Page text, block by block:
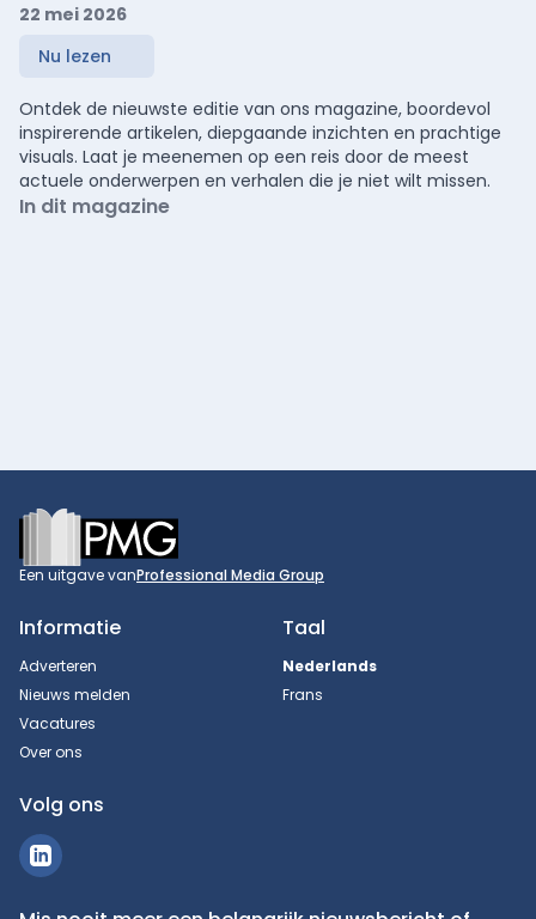
22 mei 2026
Nu lezen
Ontdek de nieuwste editie van ons magazine, boordevol
inspirerende artikelen, diepgaande inzichten en prachtige
visuals. Laat je meenemen op een reis door de meest
actuele onderwerpen en verhalen die je niet wilt missen.
In dit magazine
Footer
Een uitgave vanProfessional Media Group
Informatie
Adverteren
Nieuws melden
Vacatures
Over ons
Taal
Nederlands
Frans
Volg ons